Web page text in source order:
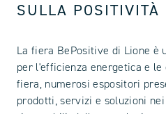
SULLA POSITIVITÀ
La fiera BePositive di Lione è
per l'efficienza energetica e
fiera, numerosi espositori
prodotti, servizi e soluzioni